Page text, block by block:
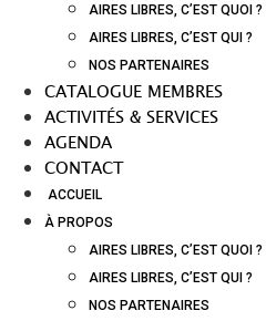
AIRES LIBRES, C’EST QUOI ?
AIRES LIBRES, C’EST QUI ?
NOS PARTENAIRES
CATALOGUE MEMBRES
ACTIVITÉS & SERVICES
AGENDA
CONTACT
ACCUEIL
À PROPOS
AIRES LIBRES, C’EST QUOI ?
AIRES LIBRES, C’EST QUI ?
NOS PARTENAIRES